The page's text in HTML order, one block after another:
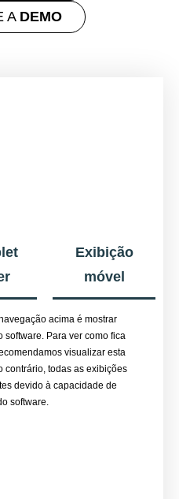
A DEMO
Exibição
móvel
acima é mostrar
software. Para ver como fica
visualizar esta
contrário, todas as exibições
devido à capacidade de
software.